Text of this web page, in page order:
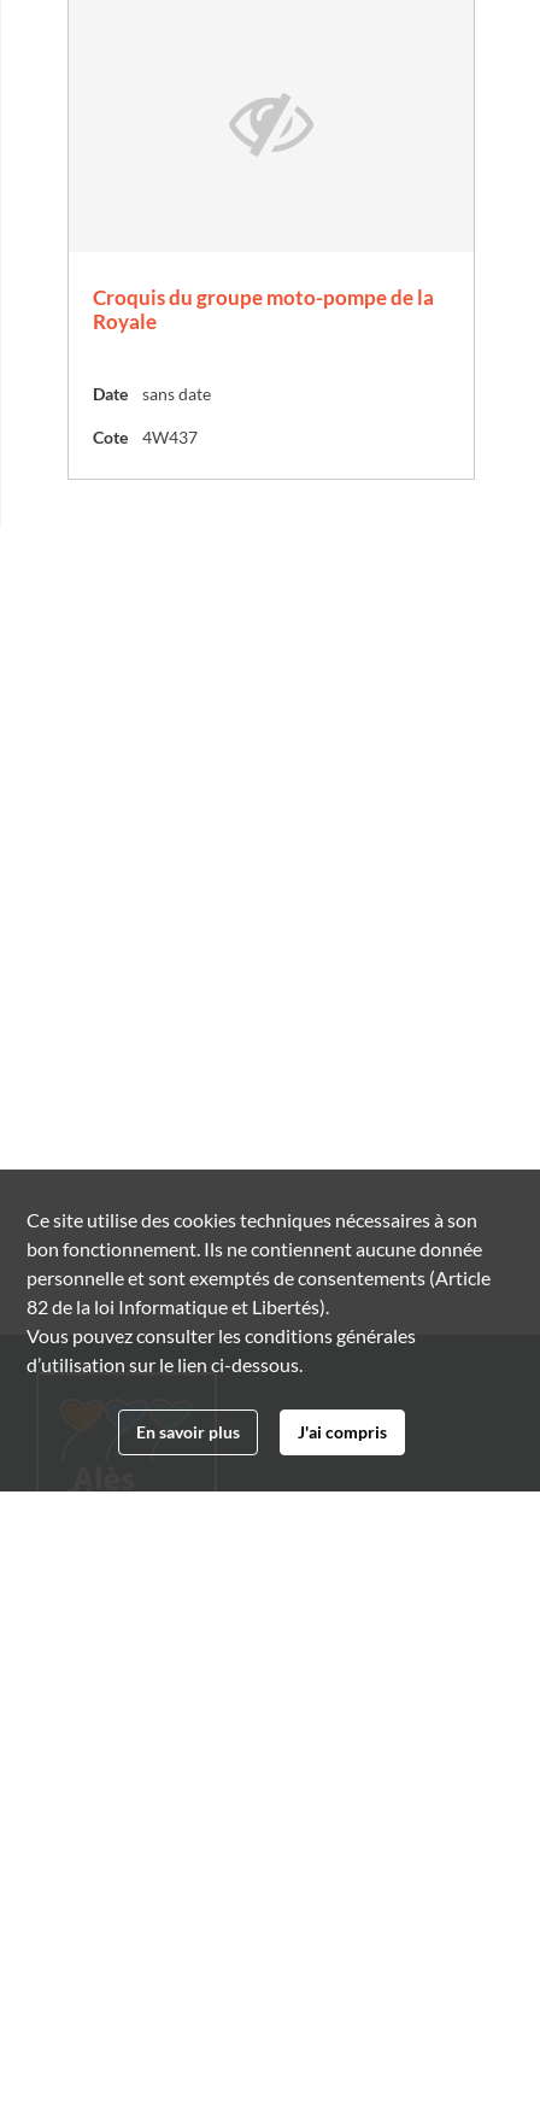
Croquis du groupe moto-pompe de la
Royale
Date sans date
Cote 4W437
Ce site utilise descookiestechniques nécessaires à son
bon fonctionnement. Ils ne contiennent aucune donnée
personnelle et sont exemptés de consentements (Article
82 de la loi Informatique et Libertés).
Vous pouvez consulter les conditions générales
d’utilisation sur le lien ci-dessous.
En savoir plus J'ai compris